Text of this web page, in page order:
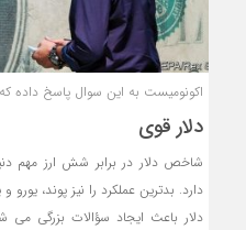
اکونومیست به این سوال پاسخ داده
دلار قوی
دارد. بدترین عملکرد را نیز پوند،
دلار باعث ایجاد سؤالات بزرگی